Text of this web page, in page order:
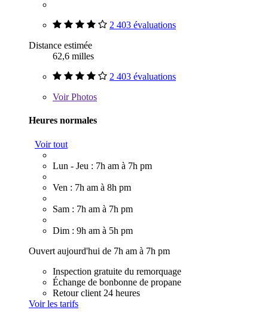
2 403 évaluations
Distance estimée
62,6 milles
2 403 évaluations
VoirPhotos
Heures normales
Voir tout
Lun - Jeu : 7h am à 7h pm
Ven : 7h am à 8h pm
Sam : 7h am à 7h pm
Dim : 9h am à 5h pm
Ouvert aujourd'hui de 7h am à 7h pm
Inspection gratuite du remorquage
Échange de bonbonne de propane
Retour client 24 heures
Voir les tarifs